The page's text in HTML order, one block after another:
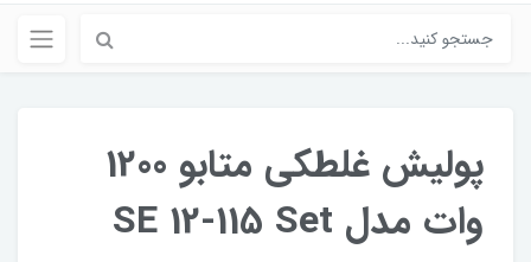
پولیش غلطکی متابو 1200
وات مدل SE 12-115 Set